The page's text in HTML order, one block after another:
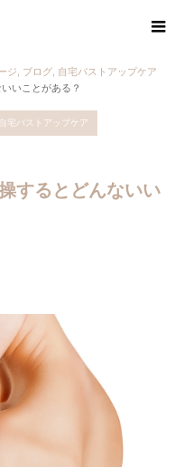
ジ ブログ 自宅バストアップケア
いことがある？
自宅バストアップケア
するとどんないい